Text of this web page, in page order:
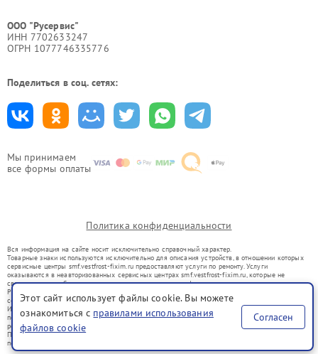
Мы принимаем
все формы оплаты
ООО "Русервис"
ИНН 7702633247
ОГРН 1077746335776
Поделиться в соц. сетях:
Политика конфиденциальности
Вся информация на сайте носит исключительно справочный характер.
Товарные знаки используются исключительно для описания устройств, в отношении которых
сервисные центры smf.vestfrost-fixim.ru предоставляют услуги по ремонту. Услуги
оказываются в неавторизованных сервисных центрах smf.vestfrost-fixim.ru, которые не
связаны с правообладателями товарных знаков или их официальными представителями.
Ремонт осуществляется для устройств, уже введенных в гражданский оборот в соответствии
со статьей 1487 ГК РФ.
Использование товарных знаков не преследует цели индивидуализации услуг или введения
потребителей в заблуждение, а служит для информирования о предоставляемых услугах по
ремонту техники указанных брендов.
Представленная на сайте информация не является публичной офертой, определяемой
положениями Статьи 437(2) Гражданского кодекса РФ
Этот сайт использует файлы cookie. Вы можете
ознакомиться с правилами использования
файлов cookie
Согласен